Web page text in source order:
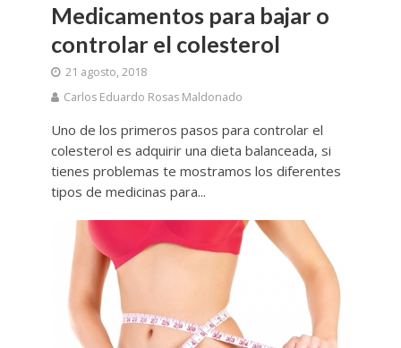
Medicamentos para bajar o
controlar el colesterol
21 agosto, 2018
Carlos Eduardo Rosas Maldonado
Uno de los primeros pasos para controlar el
colesterol es adquirir una dieta balanceada, si
tienes problemas te mostramos los diferentes
tipos de medicinas para...